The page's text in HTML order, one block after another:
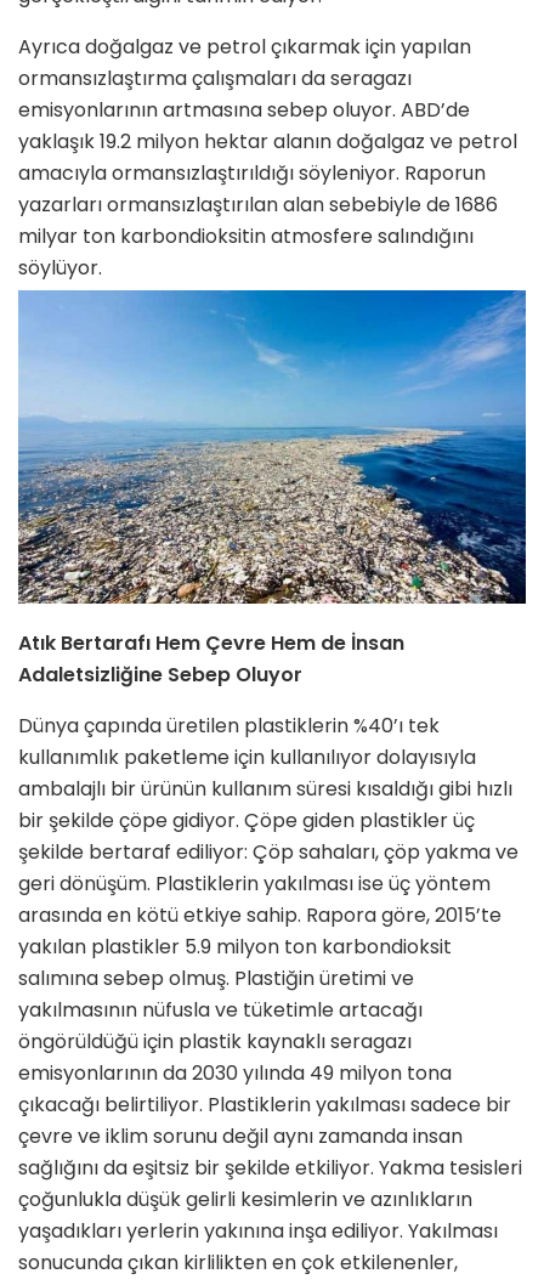
Ayrıca doğalgaz ve petrol çıkarmak için yapılan
ormansızlaştırma çalışmaları da seragazı
emisyonlarının artmasına sebep oluyor. ABD’de
yaklaşık 19.2 milyon hektar alanın doğalgaz ve petrol
amacıyla ormansızlaştırıldığı söyleniyor. Raporun
yazarları ormansızlaştırılan alan sebebiyle de 1686
milyar ton karbondioksitin atmosfere salındığını
söylüyor.
Atık Bertarafı Hem Çevre Hem de İnsan
Adaletsizliğine Sebep Oluyor
Dünya çapında üretilen plastiklerin %40’ı tek
kullanımlık paketleme için kullanılıyor dolayısıyla
ambalajlı bir ürünün kullanım süresi kısaldığı gibi hızlı
bir şekilde çöpe gidiyor. Çöpe giden plastikler üç
şekilde bertaraf ediliyor: Çöp sahaları, çöp yakma ve
geri dönüşüm. Plastiklerin yakılması ise üç yöntem
arasında en kötü etkiye sahip. Rapora göre, 2015’te
yakılan plastikler 5.9 milyon ton karbondioksit
salımına sebep olmuş. Plastiğin üretimi ve
yakılmasının nüfusla ve tüketimle artacağı
öngörüldüğü için plastik kaynaklı seragazı
emisyonlarının da 2030 yılında 49 milyon tona
çıkacağı belirtiliyor. Plastiklerin yakılması sadece bir
çevre ve iklim sorunu değil aynı zamanda insan
sağlığını da eşitsiz bir şekilde etkiliyor. Yakma tesisleri
çoğunlukla düşük gelirli kesimlerin ve azınlıkların
yaşadıkları yerlerin yakınına inşa ediliyor. Yakılması
sonucunda çıkan kirlilikten en çok etkilenenler,